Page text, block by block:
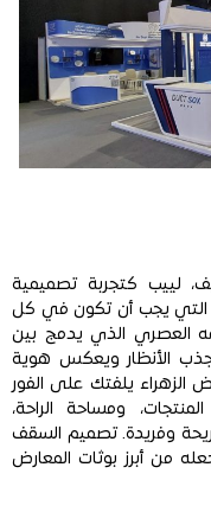
لييب كتجربة تصميمية
التي يجب أن تكون في كل
العصري الذي يدمج بين
الأنظار ويعكس هوية
الزهراء يلفتك على الفور
ومساحة الراحة،
مريحة وفريدة. تصميم السقف
من أبرز بوثات المعارض